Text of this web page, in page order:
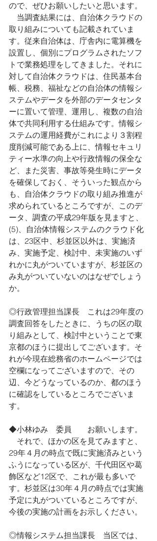
ので、ぜひお願いしたいと思います。
当調査結果には、自治体クラウドの
取り組みについても記載されていま
す。従来自治体は、庁舎内に電算機を
設置し、個別にプログラムされたソフ
トで業務処理をしてきました。それに
対して自治体クラウドは、住民基本台
帳、税務、福祉などの自治体の情報シ
ステムやデータを外部のデータセンタ
ーに置いて管理、運用し、複数の自治
体で共同利用する仕組みです。情報シ
ステムの運用経費がこれにより３割程
度削減可能である上に、情報セキュリ
ティー水準の向上や行政情報の保全な
ど、また災害、事故等発生時にデータ
を確保しておく、そういった観点から
も、自治体クラウドの取り組み推進が
求められているところですが、このデ
ータ、調査の平成29年版を見ますと、
(5)、自治体情報システムのクラウド化
は、23区中、杉並区以外は、実施済
み、実施予定、検討中、未実施のいず
れかに丸がついていますが、杉並区の
み丸がついていないのはなぜでしょう
か。
◎行政管理担当課長　これは29年度の
調査回答をしたときに、うちの区の取
り組みとして、検討中ということで東
京都のほうに提出してございます。そ
れが今現在総務省のホームページでは
空欄になってございますので、その
辺、今どうなっているのか、都のほう
に確認をしているところでございま
す。
◆小林ゆみ　委員　　お願いします。
それで、ほかの区を見てみますと、
29年４月の時点で既に実施済みという
ふうになっている区が、千代田区や葛
飾区など12区で、これが最も多いで
す。杉並区は30年４月の時点では実施
予定に丸がついているところですが、
今後の実施の計画をお示しください。
◎情報システム担当課長　当区では、